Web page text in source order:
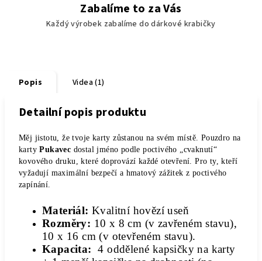
Zabalíme to za Vás
Každý výrobek zabalíme do dárkové krabičky
Popis Videa (1)
Detailní popis produktu
Měj jistotu, že tvoje karty zůstanou na svém místě. Pouzdro na
kartyPukavec dostal jméno podle poctivého „cvaknutí“
kovového druku, které doprovází každé otevření. Pro ty, kteří
vyžadují maximální bezpečí a hmatový zážitek z poctivého
zapínání.
Materiál: Kvalitní hovězí useň
Rozměry: 10 x 8 cm (v zavřeném stavu),
10 x 16 cm (v otevřeném stavu).
Kapacita: 4 oddělené kapsičky na karty